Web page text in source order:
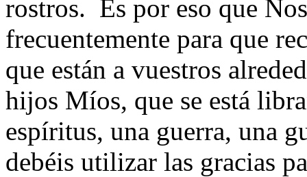
rostros. Es por eso que
frecuentemente para que
que están a vuestros
hijos Míos, que se está
espíritus, una guerra, una
debéis utilizar las gracias